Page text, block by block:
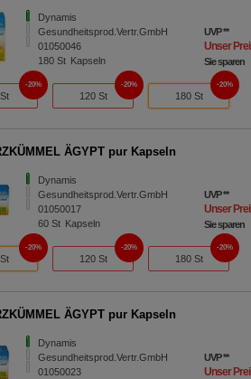
Dynamis
Gesundheitsprod.Vertr.GmbH
01050046
180St Kapseln
UVP**
Unser
Sie sparen
20%
120 St
20%
180 St
20%
ÄGYPT pur Kapseln
Dynamis
Gesundheitsprod.Vertr.GmbH
01050017
60St Kapseln
UVP**
Unser
Sie sparen
20%
120 St
20%
180 St
20%
ÄGYPT pur Kapseln
Dynamis
Gesundheitsprod.Vertr.GmbH
01050023
UVP**
Unser